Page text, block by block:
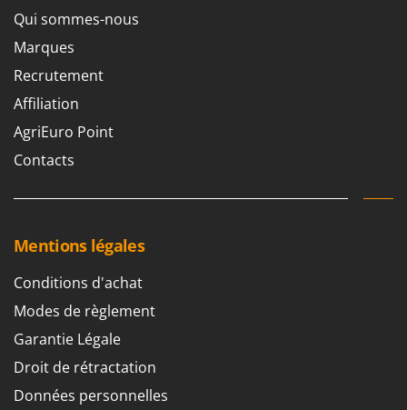
Qui sommes-nous
Marques
Recrutement
Affiliation
AgriEuro Point
Contacts
Mentions légales
Conditions d'achat
Modes de règlement
Garantie Légale
Droit de rétractation
Données personnelles